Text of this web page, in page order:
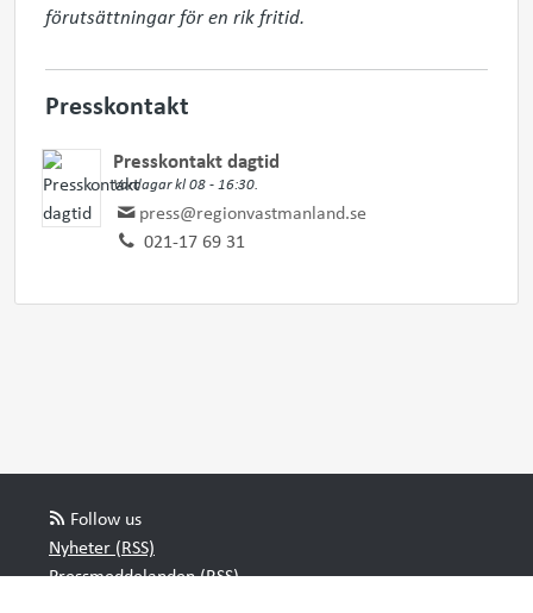
förutsättningar för en rik fritid.
Presskontakt
Presskontakt dagtid
Vardagar kl 08 - 16:30.
press@regionvastmanland.se
021-17 69 31
Follow us
Nyheter (RSS)
Pressmeddelanden (RSS)